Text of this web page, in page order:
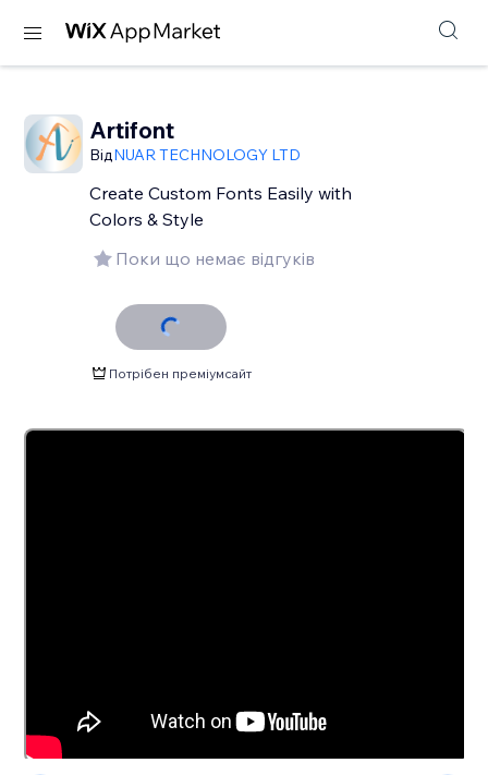
Artifont
ВідNUAR TECHNOLOGY LTD
Create Custom Fonts Easily with
Colors & Style
Поки що немає відгуків
Потрібен преміумсайт